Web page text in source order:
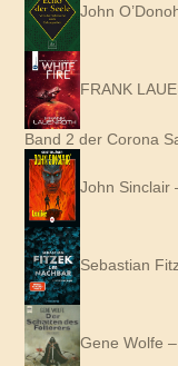
John
FRANK
Band 2 der Corona
John Sinclair
Sebastian
Gene Wolfe